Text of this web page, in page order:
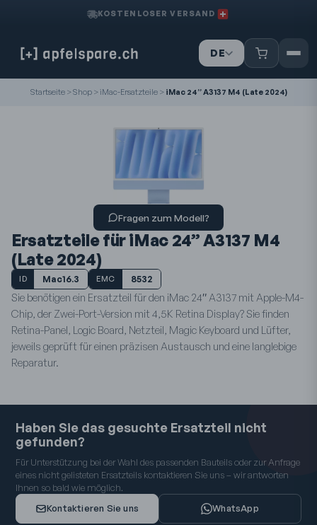
KOSTENLOSER VERSAND
DE
FR
Startseite>Shop>iMac-Ersatzteile> iMac 24” A3137 M4 (Late 2024)
Fragen zum Modell?
Ersatzteile für iMac 24” A3137 M4
(Late 2024)
ID Mac16.3 EMC 8532
Sie benötigen ein Ersatzteil für den iMac 24″ A3137 mit Apple-M4-
Chip, der Zwei-Port-Version mit 4,5K Retina Display? Sie finden
Retina-Panel, Logic Board, Netzteil, Magic Keyboard und Lüfter,
jeweils geprüft für einen präzisen Austausch und eine langlebige
Reparatur.
Haben Sie das gesuchte Ersatzteil nicht
gefunden?
Für Unterstützung bei der Wahl des passenden Bauteils oder zur Anfrage
eines nicht gelisteten Ersatzteils kontaktieren Sie uns – wir antworten
Ihnen so bald wie möglich.
Kontaktieren Sie uns
WhatsApp